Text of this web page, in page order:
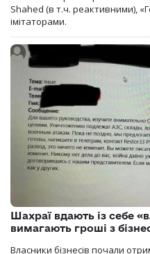
Shahed (в т.ч. реактивними),
імітаторами.
Шахраї вдають із себе
вимагають гроші з
Власники бізнесів почали